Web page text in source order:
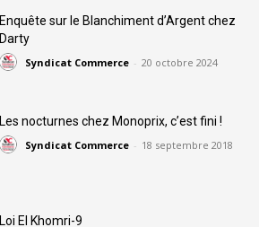
Enquête sur le Blanchiment d’Argent chez
Darty
Syndicat Commerce - 20 octobre 2024
Les nocturnes chez Monoprix, c’est fini !
Syndicat Commerce - 18 septembre 2018
Loi El Khomri-9